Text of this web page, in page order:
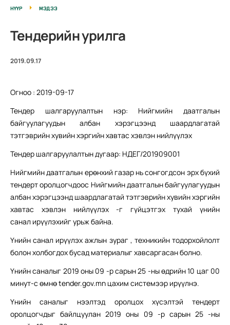
НҮҮР МЭДЭЭ
Тендерийн урилга
2019.09.17
Огноо : 2019-09-17
Тендер шалгаруулалтын нэр: Нийгмийн даатгалын
байгуулагуудын албан хэрэгцээнд шаардлагатай
тэтгэврийн хувийн хэргийн хавтас хэвлэн нийлүүлэх
Тендер шалгаруулалтын дугаар: НДЕГ/201909001
Нийгмийн даатгалын ерөнхий газар нь сонгогдсон эрх бүхий
тендерт оролцогчдоос Нийгмийн даатгалын байгуулагуудын
албан хэрэгцээнд шаардлагатай тэтгэврийн хувийн хэргийн
хавтас хэвлэн нийлүүлэх -г гүйцэтгэх тухай үнийн
санал ирүүлэхийг урьж байна.
Үнийн санал ирүүлэх ажлын зураг , техникийн тодорхойлолт
болон холбогдох бусад материалыг хавсаргасан болно.
Үнийн саналыг 2019 оны 09 -р сарын 25 -ны өдрийн 10 цаг 00
минут-с өмнө tеnder.gov.mn цахим системээр ирүүлнэ.
Үнийн саналыг нээлтэд оролцох хүсэлтэй тендерт
оролцогчдыг байлцуулан 2019 оны 09 -р сарын 25 -ны